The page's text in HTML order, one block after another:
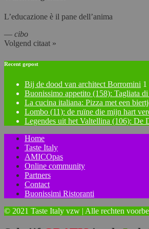
L’educazione è il pane dell’anima
— cibo
Volgend citaat »
Recent gepost
Bij de dood van architect Borromini 1
Buonissimo appetito (158): Tagliata
La cucina italiana: Pizza met een
Lombo (11): de ruïne die mijn hart
Legendes uit het Valtellina (106): De
Home
Taste Italy
AMICOpas
Online community
Partners
Contact
Buonissimi Ristoranti
© 2021 Taste Italy vzw | Alle rechten